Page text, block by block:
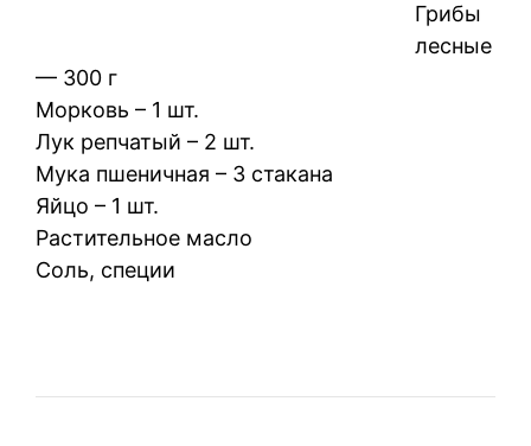
Грибы
лесные
— 300 г
Морковь – 1 шт.
Лук репчатый – 2 шт.
Мука пшеничная – 3 стакана
Яйцо – 1 шт.
Растительное масло
Соль, специи